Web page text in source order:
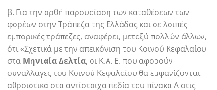
β. Για την ορθή παρουσίαση των καταθέσεων των
φορέων στην Τράπεζα της Ελλάδας και σε λοιπές
εμπορικές τράπεζες, αναφέρει, μεταξύ πολλών άλλων,
ότι «Σχετικά με την απεικόνιση του Κοινού Κεφαλαίου
στα Μηνιαία Δελτία, οι Κ.Α. Ε. που αφορούν
συναλλαγές του Κοινού Κεφαλαίου θα εμφανίζονται
αθροιστικά στα αντίστοιχα πεδία του πίνακα Α στις